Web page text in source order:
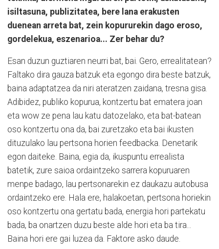
isiltasuna, publizitatea, bere lana erakusten
duenean arreta bat, zein kopururekin dago eroso,
gordelekua, eszenarioa... Zer behar du?
Esan duzun guztiaren neurri bat, bai. Gero, errealitatean?
Faltako dira gauza batzuk eta egongo dira beste batzuk,
baina adaptatzea da niri ateratzen zaidana, tresna gisa.
Adibidez, publiko kopurua, kontzertu bat ematera joan
eta wow ze pena lau katu datozelako, eta bat-batean
oso kontzertu ona da, bai zuretzako eta bai ikusten
dituzulako lau pertsona horien feedbacka. Denetarik
egon daiteke. Baina, egia da, ikuspuntu errealista
batetik, zure saioa ordaintzeko sarrera kopuruaren
menpe badago, lau pertsonarekin ez daukazu autobusa
ordaintzeko ere. Hala ere, halakoetan, pertsona horiekin
oso kontzertu ona gertatu bada, energia hori partekatu
bada, ba onartzen duzu beste alde hori eta ba tira...
Baina hori ere gai luzea da. Faktore asko daude.